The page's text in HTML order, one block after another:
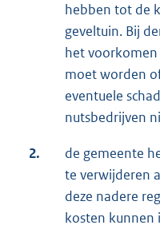
hebben tot de
geveltuin. Bij
het
moet worden
eventuele
nutsbedrijven
2.
de gemeente
te verwijderen
deze nadere
kosten kunnen